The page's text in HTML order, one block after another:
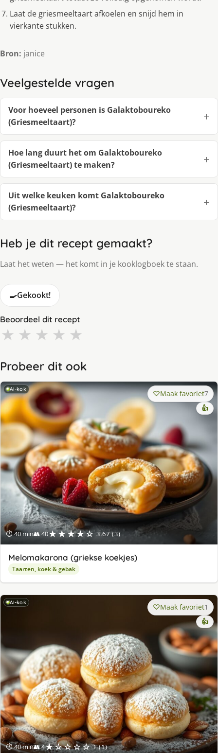
Laat de griesmeeltaart afkoelen en snijd hem in
vierkante stukken.
Bron: janice
Veelgestelde vragen
Voor hoeveel personen is Galaktoboureko
(Griesmeeltaart)?
Hoe lang duurt het om Galaktoboureko
(Griesmeeltaart) te maken?
Uit welke keuken komt Galaktoboureko
(Griesmeeltaart)?
Heb je dit recept gemaakt?
Laat het weten — het komt in je kooklogboek te staan.
🍳Gekookt!
Beoordeel dit recept
★ ★ ★ ★ ★
Probeer dit ook
AI-kok
⏱ 40 min👥 40★★★★☆ 3.67 (3)
Maak favoriet7
👍
Melomakarona (griekse koekjes)
Taarten, koek & gebak
AI-kok
⏱ 40 min👥 4★☆☆☆☆ 1 (1)
Maak favoriet1
👍